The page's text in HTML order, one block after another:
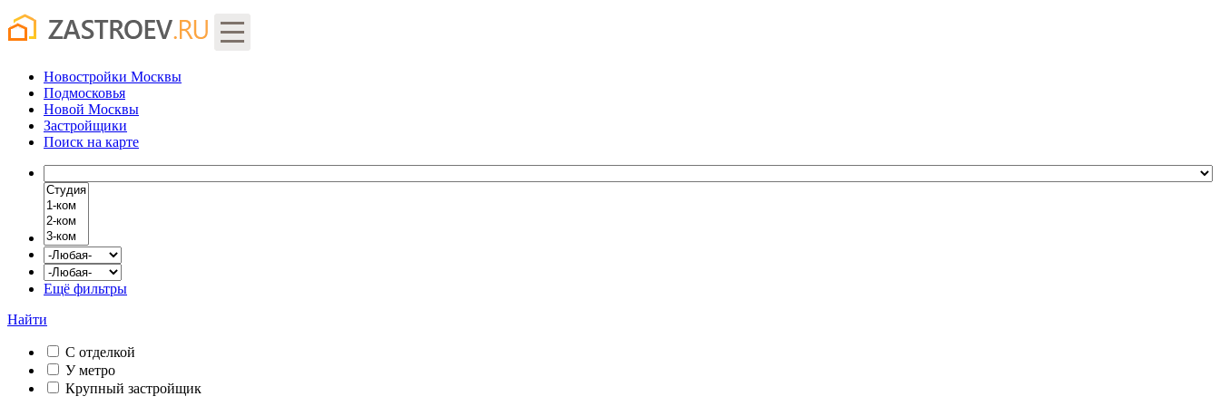
Новостройки Москвы
Подмосковья
Новой Москвы
Застройщики
Поиск на карте
Ещё фильтры
Найти
С отделкой
У метро
Крупный застройщик